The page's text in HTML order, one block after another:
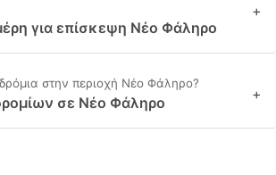
για επίσκεψη Νέο Φάληρο
+
στην περιοχή Νέο Φάληρο?
σε Νέο Φάληρο +